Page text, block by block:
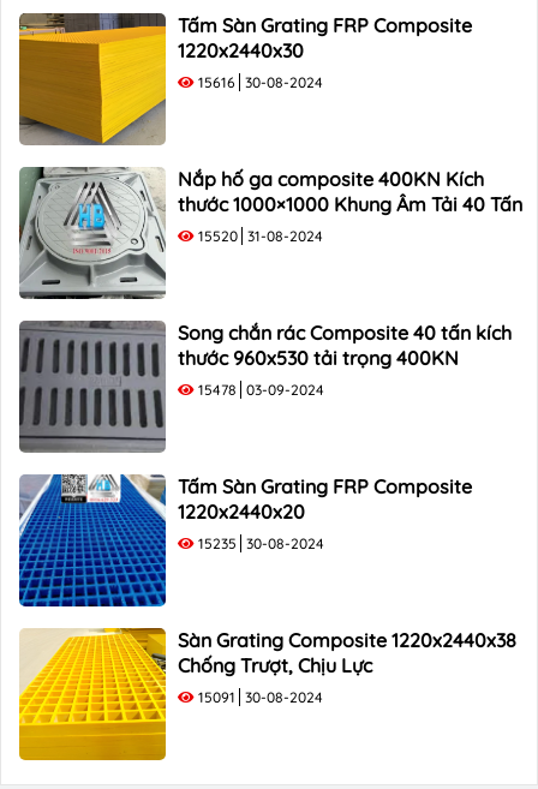
Tấm Sàn Grating FRP Composite
1220x2440x30
15616 30-08-2024
Nắp hố ga composite 400KN Kích
thước 1000×1000 Khung Âm Tải 40 Tấn
15520 31-08-2024
Song chắn rác Composite 40 tấn kích
thước 960x530 tải trọng 400KN
15478 03-09-2024
Tấm Sàn Grating FRP Composite
1220x2440x20
15235 30-08-2024
Sàn Grating Composite 1220x2440x38
Chống Trượt, Chịu Lực
15091 30-08-2024